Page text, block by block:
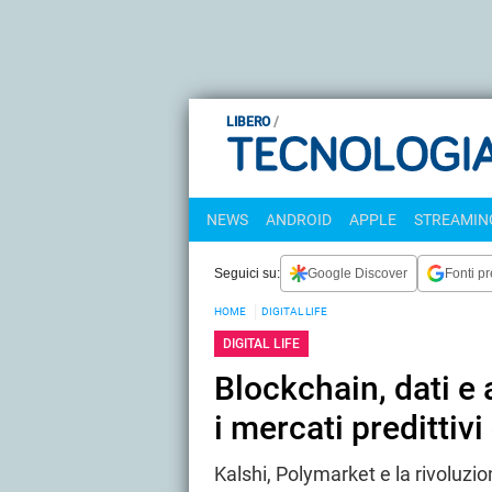
LIBERO
NEWS ANDROID APPLE
Seguici su: Google Discover Fonti
HOME DIGITAL LIFE
DIGITAL LIFE
Blockchain, dati
i mercati predittivi
Kalshi, Polymarket e la